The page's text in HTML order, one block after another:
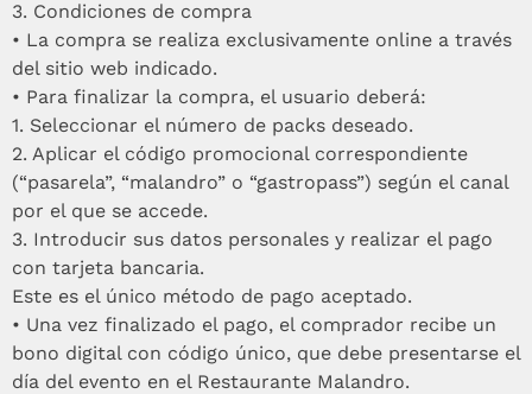
3.⁠ ⁠Condiciones de compra
•⁠ ⁠La compra se realiza exclusivamente online a través
del sitio web indicado.
•⁠ ⁠Para finalizar la compra, el usuario deberá:
1.⁠ ⁠Seleccionar el número de packs deseado.
2.⁠ ⁠Aplicar el código promocional correspondiente
(“pasarela”, “malandro” o “gastropass”) según el canal
por el que se accede.
3.⁠ ⁠Introducir sus datos personales y realizar el pago
con tarjeta bancaria.
Este es el único método de pago aceptado.
•⁠ ⁠Una vez finalizado el pago, el comprador recibe un
bono digital con código único, que debe presentarse el
día del evento en el Restaurante Malandro.